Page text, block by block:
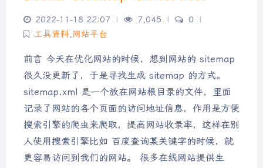
2022-11-18 22:07 | 7,045 | 0
|
工具资料,网站平台
前言 今天在优化网站的时候，想到网站的 sitemap
很久没更新了，于是寻找生成 sitemap 的方式。
sitemap.xml 是一个放在网站根目录的文件，里面
记录了网站的各个页面的访问地址信息，作用是方便
搜索引擎的爬虫来爬取，提高网站收录率，这样在别
人使用搜索引擎比如 百度查询某关键字的时候，就
更容易访问到我们的网站。 很多在线网站提供生